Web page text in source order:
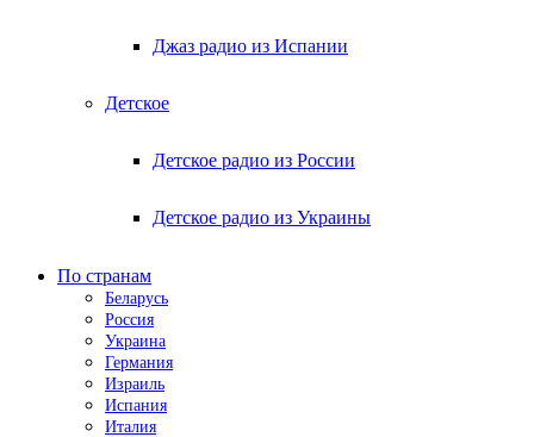
Джаз радио из Испании
Детское
Детское радио из России
Детское радио из Украины
По странам
Беларусь
Россия
Украина
Германия
Израиль
Испания
Италия